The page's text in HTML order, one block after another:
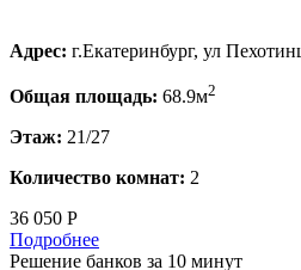
Адрес: г.Екатеринбург, ул
Общая площадь: 68.9м2
Этаж: 21/27
Количество комнат: 2
36 050 Р
Подробнее
Решение банков за 10 минут